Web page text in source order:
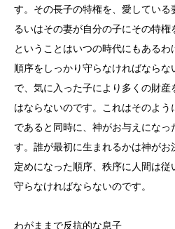
す。その長子の特権を、愛してい
るいはその妻が自分の子にその特権
ということはいつの時代にもある
順序をしっかり守らなければなら
で、気に入った子により多くの財
はならないのです。これはそのよ
であると同時に、神がお与えになっ
す。誰が最初に生まれるかは神が
定めになった順序、秩序に人間は
守らなければならないのです。
わがままで反抗的な息子